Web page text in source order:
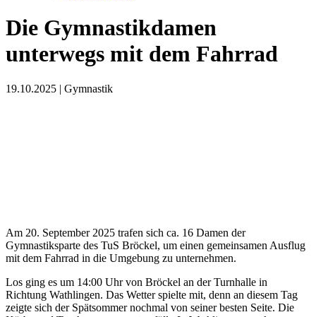
Die Gymnastikdamen
unterwegs mit dem Fahrrad
19.10.2025 | Gymnastik
Am 20. September 2025 trafen sich ca. 16 Damen der
Gymnastiksparte des TuS Bröckel, um einen gemeinsamen Ausflug
mit dem Fahrrad in die Umgebung zu unternehmen.
Los ging es um 14:00 Uhr von Bröckel an der Turnhalle in
Richtung Wathlingen. Das Wetter spielte mit, denn an diesem Tag
zeigte sich der Spätsommer nochmal von seiner besten Seite. Die